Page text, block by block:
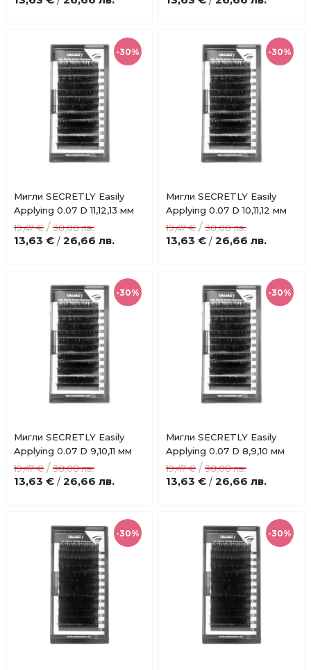
-30%
Добави
в
Купи
Мигли SECRETLY Easily
Applying 0.07 D 11,12,13 мм
13,63 € / 26,66 лв.
19,47 € /38,08 лв.
-30%
Добави
в
Купи
Мигли SECRETLY Easily
Applying 0.07 D 10,11,12 мм
13,63 € / 26,66 лв.
19,47 € /38,08 лв.
-30%
Добави
в
Купи
Мигли SECRETLY Easily
Applying 0.07 D 9,10,11 мм
13,63 € / 26,66 лв.
19,47 € /38,08 лв.
-30%
Добави
в
Купи
Мигли SECRETLY Easily
Applying 0.07 D 8,9,10 мм
13,63 € / 26,66 лв.
19,47 € /38,08 лв.
-30% -30%